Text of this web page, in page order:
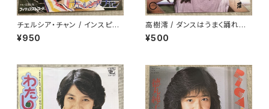
チェルシア・チャン / インスピレ
ーション
¥950
高樹澪 / ダンスはうまく踊れな
い
¥500